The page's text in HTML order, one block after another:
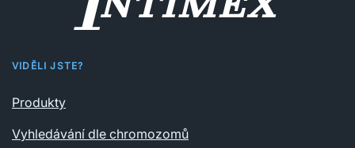
VIDĚLI JSTE?
Produkty
Vyhledávání dle chromozomů